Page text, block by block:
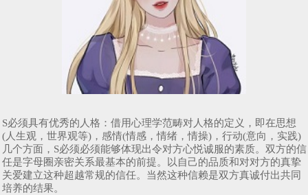
S必须具有优秀的人格：借用心理学范畴对人格的定义，即在思想
(人生观，世界观等)，感情(情感，情绪，情操)，行动(意向，实践)
几个方面，S必须必须能够体现出令对方心悦诚服的素质。双方的信
任是字母圈亲密关系最基本的前提。以自己的品质和对对方的真挚
关爱建立这种超越常规的信任。当然这种信赖是双方真诚付出共同
培养的结果。